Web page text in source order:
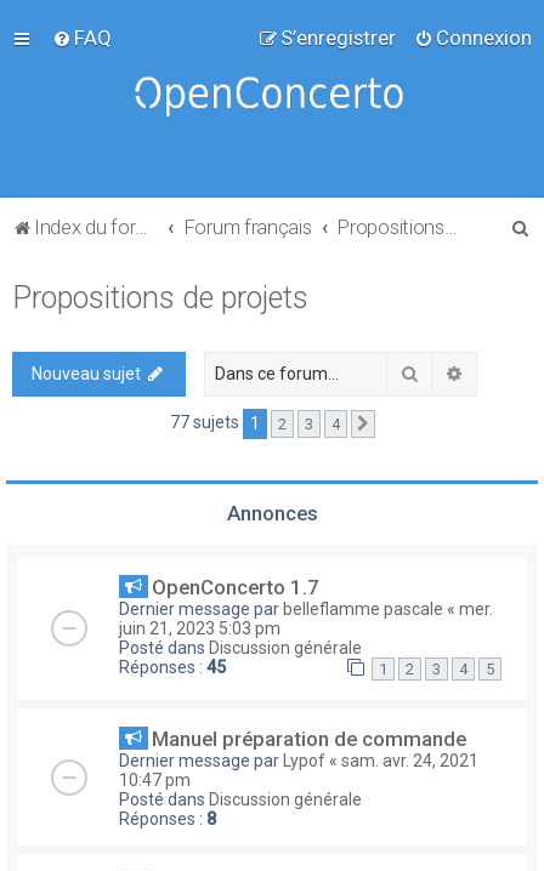
FAQ Connexion
S’enregistrer
Index du forum Forum français
Propositions de projets
Nouveau sujet Rechercher
77 sujets 1 2 3 4
Annonces
OpenConcerto 1.7
Dernier message par belleflamme pascale « mer.
juin 21, 2023 5:03 pm
Posté dans Discussion générale
Réponses : 45 1 2 3 4 5
Manuel préparation de commande
Dernier message par Lypof « sam. avr. 24, 2021
10:47 pm
Posté dans Discussion générale
Réponses : 8